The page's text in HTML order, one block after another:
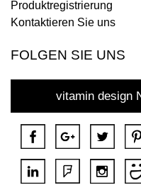
Produktregistrierung
Kontaktieren Sie uns
FOLGEN SIE UNS
vitamin design